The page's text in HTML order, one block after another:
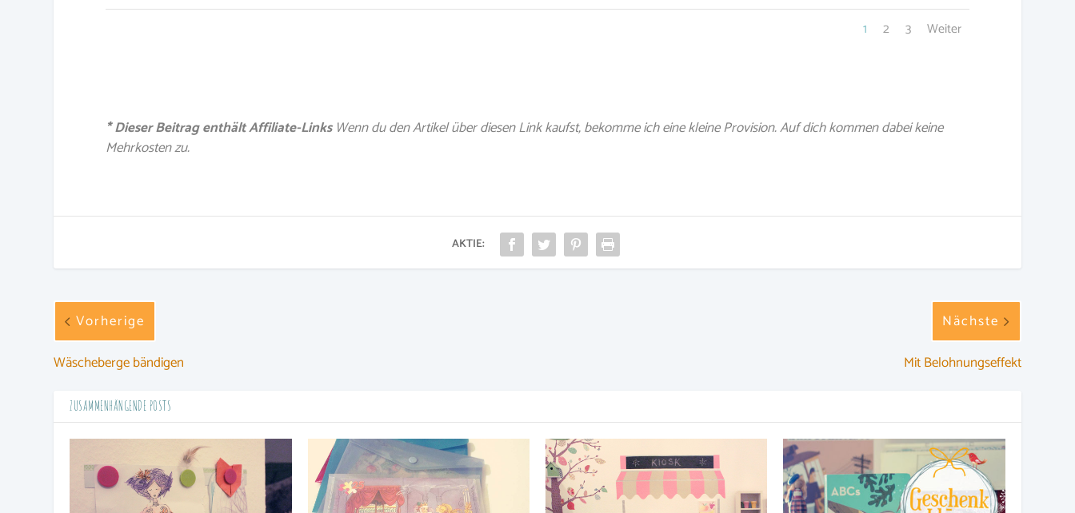
1 2 3 Weiter
* Dieser Beitrag enthält Affiliate-Links Wenn du den Artikel über diesen Link kaufst, bekomme ich eine kleine Provision. Auf dich kommen dabei keine
Mehrkosten zu.
AKTIE:
Vorherige
Wäscheberge bändigen
Nächste
Mit Belohnungseffekt
ZUSAMMENHÄNGENDE POSTS